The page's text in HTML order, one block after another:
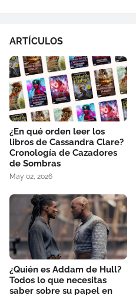
ARTÍCULOS
¿En qué orden leer los
libros de Cassandra Clare?
Cronología de Cazadores
de Sombras
May 02, 2026
¿Quién es Addam de Hull?
Todos lo que necesitas
saber sobre su papel en